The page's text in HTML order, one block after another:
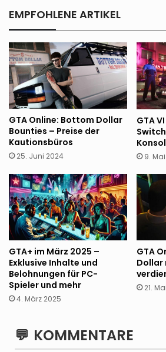
EMPFOHLENE ARTIKEL
GTA Online: Bottom Dollar
Bounties – Preise der
Kautionsbüros
25. Juni 2024
GTA
9.
GTA+ im März 2025 –
Exklusive Inhalte und
Belohnungen für PC-
Spieler und mehr
4. März 2025
GTA
Dollar
21.
KOMMENTARE